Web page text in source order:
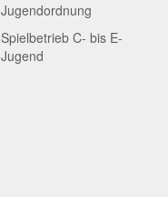
Jugendordnung
Spielbetrieb C- bis E-
Jugend